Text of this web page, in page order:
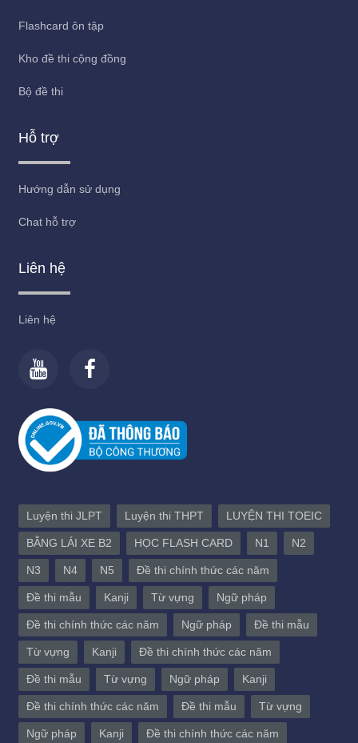
Flashcard ôn tập
Kho đề thi cộng đồng
Bộ đề thi
Hỗ trợ
Hướng dẫn sử dụng
Chat hỗ trợ
Liên hệ
Liên hệ
Luyện thi JLPT Luyện thi THPT LUYỆN THI TOEIC
BẰNG LÁI XE B2 HỌC FLASH CARD N1 N2
N3 N4 N5 Đề thi chính thức các năm
Đề thi mẫu Kanji Từ vựng Ngữ pháp
Đề thi chính thức các năm Ngữ pháp Đề thi mẫu
Từ vựng Kanji Đề thi chính thức các năm
Đề thi mẫu Từ vựng Ngữ pháp Kanji
Đề thi chính thức các năm Đề thi mẫu Từ vựng
Ngữ pháp Kanji Đề thi chính thức các năm